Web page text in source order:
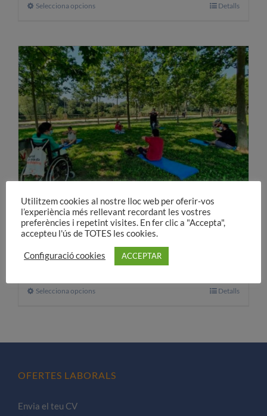
Selecciona opcionsAquest
diverses
variants.
Les
opcions
es
poden
triar
a
la
del
producte
Detalls
Més qualitat de vida
Selecciona opcionsAquest
Les
Detalls
OFERTES LABORALS
Envia el teu CV
Utilitzem cookies al nostre lloc web per oferir-vos
l’experiència més rellevant recordant les vostres
preferències i repetint visites. En fer clic a "Accepta",
accepteu l'ús de TOTES les cookies.
Configuració cookies ACCEPTAR